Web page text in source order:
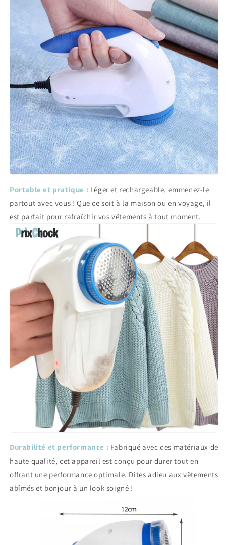
Portable et pratique : Léger et rechargeable, emmenez-le
partout avec vous ! Que ce soit à la maison ou en voyage, il
est parfait pour rafraîchir vos vêtements à tout moment.
Durabilité et performance : Fabriqué avec des matériaux de
haute qualité, cet appareil est conçu pour durer tout en
offrant une performance optimale. Dites adieu aux vêtements
abîmés et bonjour à un look soigné !